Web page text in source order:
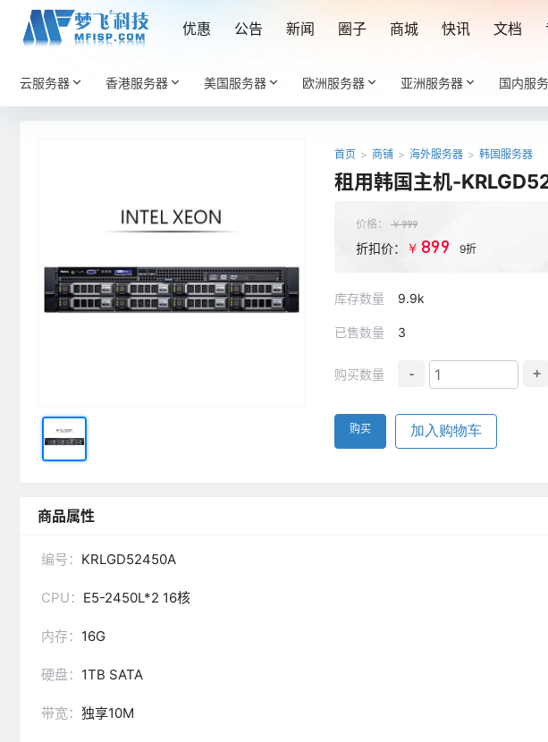
优惠 公告 新闻 圈子 商城 快讯 文档
云服务器 香港服务器 美国服务器 欧洲服务器 亚洲服务器 国内服
首页 > 商铺 > 海外服务器 > 韩国服务器
租用韩国主机-
价格： ￥999
折扣价： ￥ 899 9折
库存数量 9.9k
已售数量 3
购买数量 - +
购买 加入购物车
商品属性
编号： KRLGD52450A
CPU： E5-2450L*2 16核
内存： 16G
硬盘： 1TB SATA
带宽： 独享10M